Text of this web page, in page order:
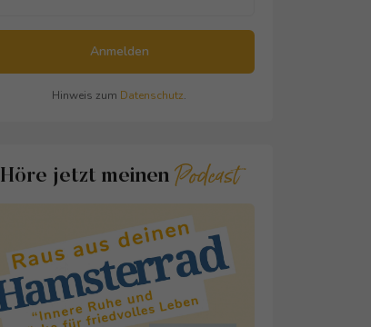
Anmelden
Hinweis zum Datenschutz.
Höre jetzt meinenPodcast